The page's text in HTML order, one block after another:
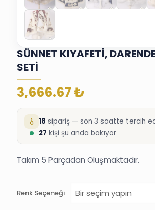
SÜNNET KIYAFETİ,
SETİ
3,666.67₺
18 sipariş — son 3 saatte tercih
27 kişi şu anda bakıyor
Takım 5 Parçadan Oluşmaktadır.
Renk Seçeneği